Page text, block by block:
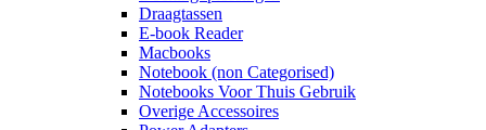
Draagtassen
E-book Reader
Macbooks
Notebook (non Categorised)
Notebooks Voor Thuis Gebruik
Overige Accessoires